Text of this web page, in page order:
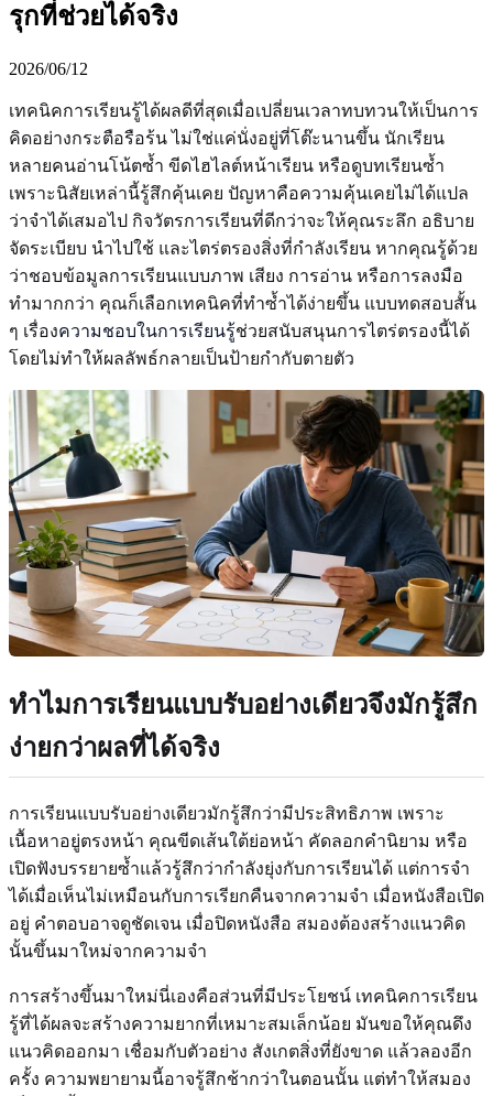
รุกที่ช่วยได้จริง
2026/06/12
เทคนิคการเรียนรู้ได้ผลดีที่สุดเมื่อเปลี่ยนเวลาทบทวนให้เป็นการ
คิดอย่างกระตือรือร้น ไม่ใช่แค่นั่งอยู่ที่โต๊ะนานขึ้น นักเรียน
หลายคนอ่านโน้ตซ้ำ ขีดไฮไลต์หน้าเรียน หรือดูบทเรียนซ้ำ
เพราะนิสัยเหล่านี้รู้สึกคุ้นเคย ปัญหาคือความคุ้นเคยไม่ได้แปล
ว่าจำได้เสมอไป กิจวัตรการเรียนที่ดีกว่าจะให้คุณระลึก อธิบาย
จัดระเบียบ นำไปใช้ และไตร่ตรองสิ่งที่กำลังเรียน หากคุณรู้ด้วย
ว่าชอบข้อมูลการเรียนแบบภาพ เสียง การอ่าน หรือการลงมือ
ทำมากกว่า คุณก็เลือกเทคนิคที่ทำซ้ำได้ง่ายขึ้น แบบทดสอบสั้น
ๆ เรื่องความชอบในการเรียนรู้ช่วยสนับสนุนการไตร่ตรองนี้ได้
โดยไม่ทำให้ผลลัพธ์กลายเป็นป้ายกำกับตายตัว
ทำไมการเรียนแบบรับอย่างเดียวจึงมักรู้สึก
ง่ายกว่าผลที่ได้จริง
การเรียนแบบรับอย่างเดียวมักรู้สึกว่ามีประสิทธิภาพ เพราะ
เนื้อหาอยู่ตรงหน้า คุณขีดเส้นใต้ย่อหน้า คัดลอกคำนิยาม หรือ
เปิดฟังบรรยายซ้ำแล้วรู้สึกว่ากำลังยุ่งกับการเรียนได้ แต่การจำ
ได้เมื่อเห็นไม่เหมือนกับการเรียกคืนจากความจำ เมื่อหนังสือเปิด
อยู่ คำตอบอาจดูชัดเจน เมื่อปิดหนังสือ สมองต้องสร้างแนวคิด
นั้นขึ้นมาใหม่จากความจำ
การสร้างขึ้นมาใหม่นี่เองคือส่วนที่มีประโยชน์ เทคนิคการเรียน
รู้ที่ได้ผลจะสร้างความยากที่เหมาะสมเล็กน้อย มันขอให้คุณดึง
แนวคิดออกมา เชื่อมกับตัวอย่าง สังเกตสิ่งที่ยังขาด แล้วลองอีก
ครั้ง ความพยายามนี้อาจรู้สึกช้ากว่าในตอนนั้น แต่ทำให้สมอง